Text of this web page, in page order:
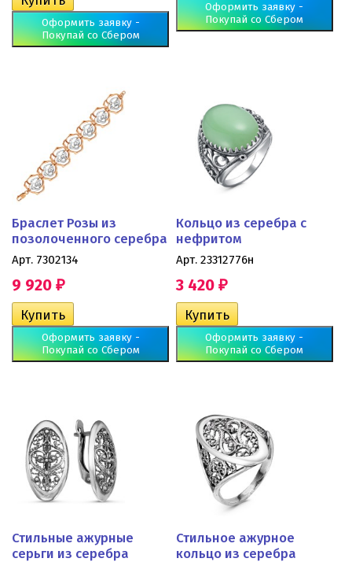
Оформить заявку -
Покупай со Сбером
Оформить заявку -
Покупай со Сбером
Браслет Розы из
позолоченного серебра
Арт. 7302134
9 920 ₽
Оформить заявку -
Покупай со Сбером
Кольцо из серебра с
нефритом
Арт. 23312776н
3 420 ₽
Оформить заявку -
Покупай со Сбером
Стильные ажурные
серьги из серебра
Стильное ажурное
кольцо из серебра